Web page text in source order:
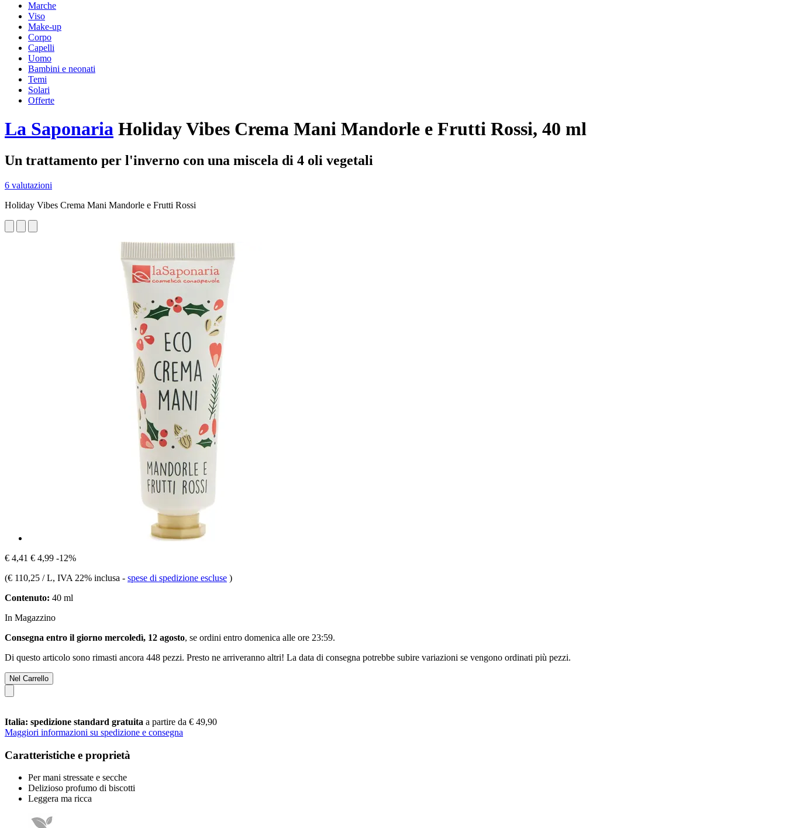
Marche
Viso
Make-up
Corpo
Capelli
Uomo
Bambini e neonati
Temi
Solari
Offerte
La Saponaria Holiday Vibes Crema Mani Mandorle e Frutti Rossi, 40 ml
Un trattamento per l'inverno con una miscela di 4 oli vegetali
6 valutazioni
Holiday Vibes Crema Mani Mandorle e Frutti Rossi
€ 4,41 € 4,99 -12%
(€ 110,25 / L, IVA 22% inclusa - spese di spedizione escluse )
Contenuto: 40 ml
In Magazzino
Consegna entro il giorno mercoledì, 12 agosto, se ordini entro domenica alle ore 23:59.
Di questo articolo sono rimasti ancora 448 pezzi. Presto ne arriveranno altri! La data di consegna potrebbe subire variazioni se vengono ordinati più pezzi.
Nel Carrello
Italia: spedizione standard gratuita a partire da € 49,90
Maggiori informazioni su spedizione e consegna
Caratteristiche e proprietà
Per mani stressate e secche
Delizioso profumo di biscotti
Leggera ma ricca